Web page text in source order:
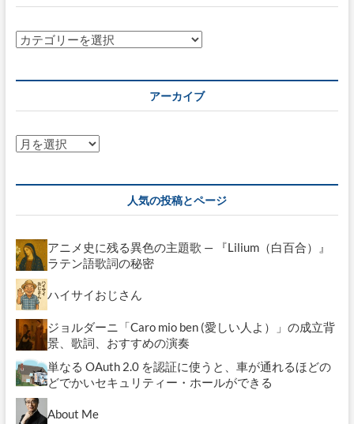
カ
ー
アーカイブ
ア
ブ
人気の投稿とページ
アニメ史に残る異色の主題歌 — 『Lilium（白百合）』
ラテン語歌詞の秘密
ハイサイおじさん
ジョルダーニ「Caro mio ben (愛しい人よ）」の成立背
景、歌詞、おすすめの演奏
単なる OAuth 2.0 を認証に使うと、車が通れるほどの
どでかいセキュリティー・ホールができる
About Me